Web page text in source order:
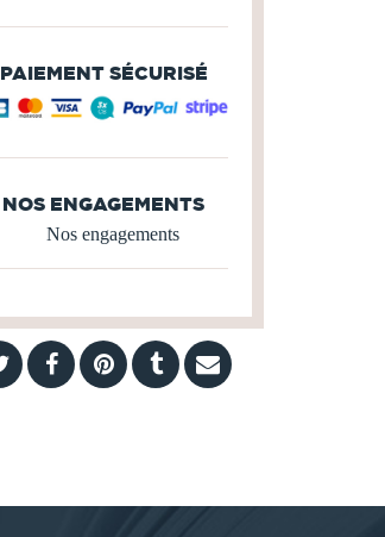
PAIEMENT SÉCURISÉ
NOS ENGAGEMENTS